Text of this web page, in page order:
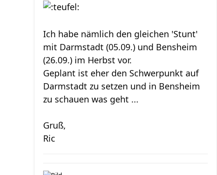
Ich habe nämlich den gleichen 'Stunt'
mit Darmstadt (05.09.) und Bensheim
(26.09.) im Herbst vor.
Geplant ist eher den Schwerpunkt auf
Darmstadt zu setzen und in Bensheim
zu schauen was geht ...
Gruß,
Ric